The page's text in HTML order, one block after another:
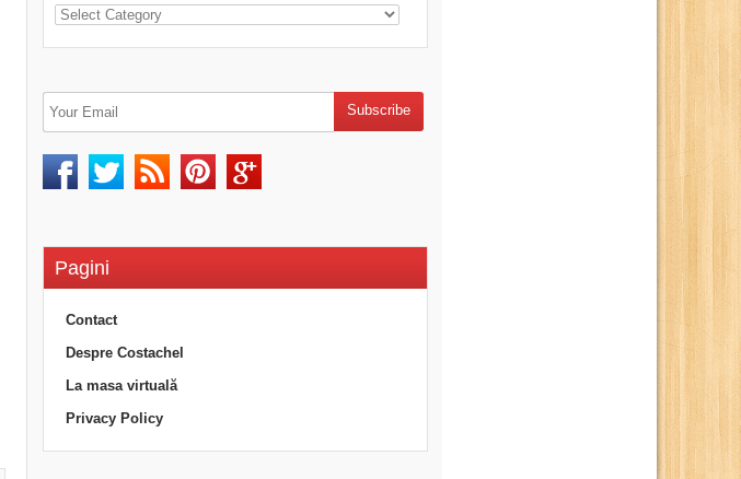
Pagini
Contact
Despre Costachel
La masa virtuală
Privacy Policy